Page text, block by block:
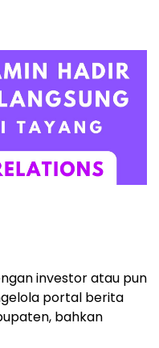
investor atau pun
portal berita
bahkan